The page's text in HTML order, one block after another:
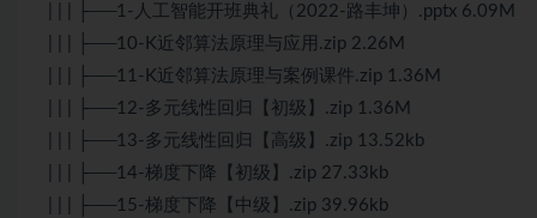
| | | ├──1-人工智能开班典礼（2022-路丰坤）.pptx 6.09M
| | | ├──10-K近邻算法原理与应用.zip 2.26M
| | | ├──11-K近邻算法原理与案例课件.zip 1.36M
| | | ├──12-多元线性回归【初级】.zip 1.36M
| | | ├──13-多元线性回归【高级】.zip 13.52kb
| | | ├──14-梯度下降【初级】.zip 27.33kb
| | | ├──15-梯度下降【中级】.zip 39.96kb